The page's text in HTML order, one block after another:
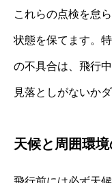
これらの点検を怠
状態を保てます。
の不具合は、飛行
見落としがないか
天候と周囲環